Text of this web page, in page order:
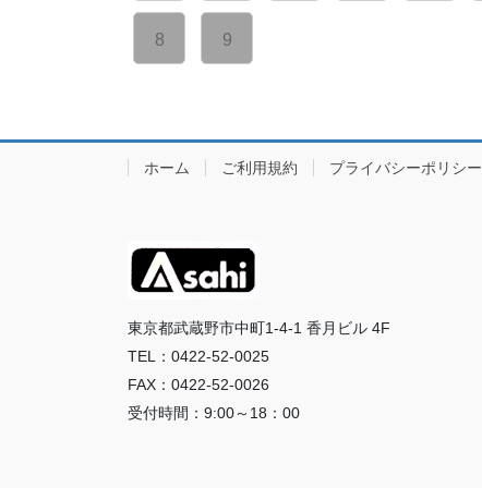
8 9
ホーム ご利用規約 プライバシーポリシー
東京都武蔵野市中町1-4-1 香月ビル 4F
TEL：0422-52-0025
FAX：0422-52-0026
受付時間：9:00～18：00